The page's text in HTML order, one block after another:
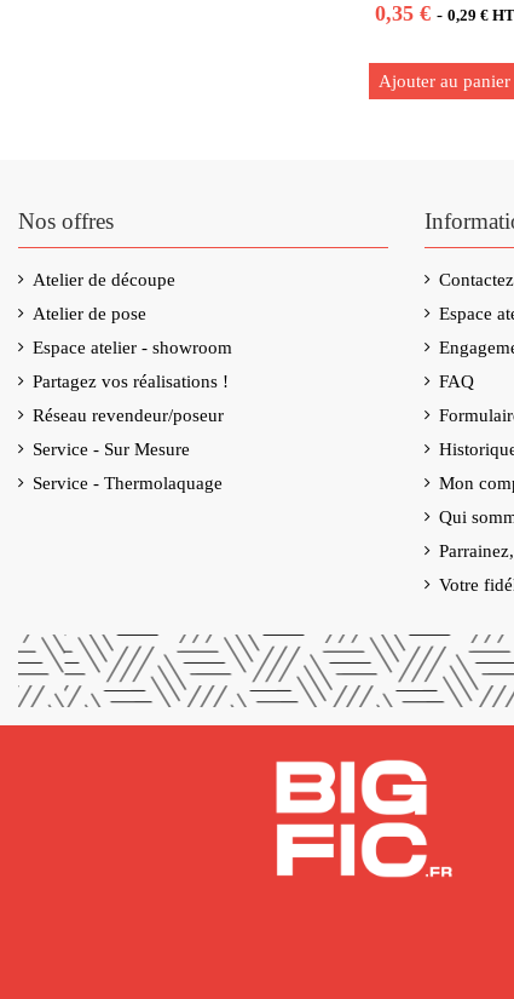
0,35 € - 0,29 € HT
Ajouter au panier
Nos offres
Atelier de découpe
Atelier de pose
Espace atelier - showroom
Partagez vos réalisations !
Réseau revendeur/poseur
Service - Sur Mesure
Service - Thermolaquage
Espace
FAQ
Mon
Qui
Votre